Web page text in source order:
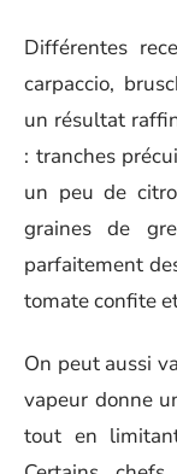
Différentes
carpaccio,
un résultat
: tranches
un peu de
graines de
parfaitement
tomate confite
On peut aussi
vapeur donne
tout en